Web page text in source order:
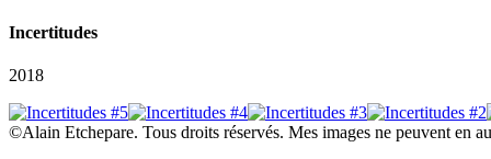
Incertitudes
2018
©Alain Etchepare. Tous droits réservés. Mes images ne peuvent en